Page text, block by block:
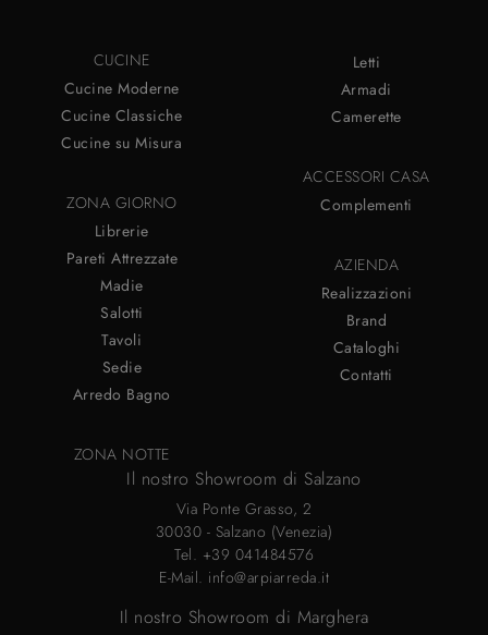
CUCINE
Cucine Moderne
Cucine Classiche
Cucine su Misura
ZONA GIORNO
Librerie
Pareti Attrezzate
Madie
Salotti
Tavoli
Sedie
Arredo Bagno
ZONA NOTTE
Letti
Armadi
Camerette
ACCESSORI CASA
Complementi
AZIENDA
Realizzazioni
Brand
Cataloghi
Contatti
Il nostro Showroom di Salzano
Via Ponte Grasso, 2
30030 - Salzano (Venezia)
Tel. +39 041484576
E-Mail. info@arpiarreda.it
Il nostro Showroom di Marghera